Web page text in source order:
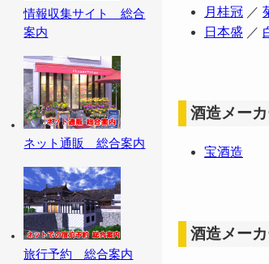
月桂冠 ／
日本盛 ／
酒造メー
宝酒造
酒造メー
情報収集サイト 総合
案内
ネット通販 総合案内
旅行予約 総合案内